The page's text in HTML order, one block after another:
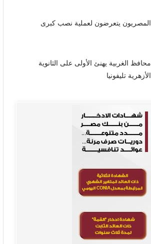
المصريون يتعرضون لعملية نصب كبرى
محافظ الغربية يهنئ الأولى على الثانوية
الأزهرية تليفونيا